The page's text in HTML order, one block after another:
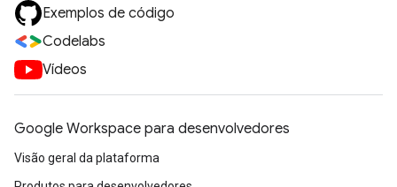
Exemplos de código
Codelabs
Vídeos
Google Workspace para desenvolvedores
Visão geral da plataforma